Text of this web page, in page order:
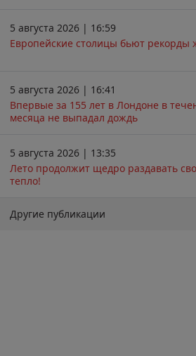
5 августа 2026 | 16:59
Европейские столицы бьют рекорды
5 августа 2026 | 16:41
Впервые за 155 лет в Лондоне в
месяца не выпадал дождь
5 августа 2026 | 13:35
Лето продолжит щедро раздавать
тепло!
Другие публикации